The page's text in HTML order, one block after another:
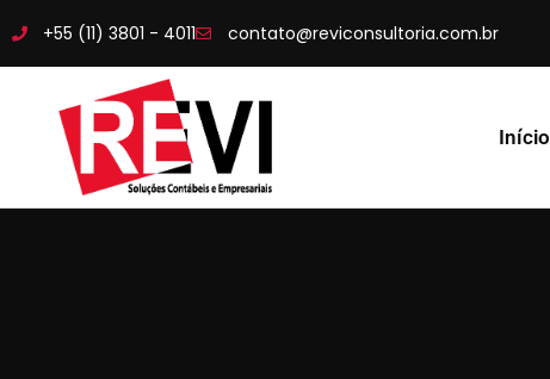
+55 (11) 3801 - 4011 contato@reviconsultoria.com.br
Início